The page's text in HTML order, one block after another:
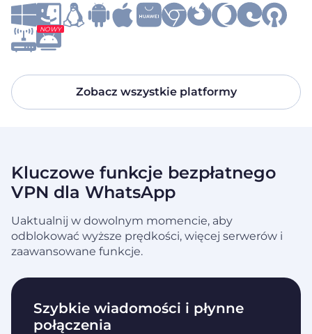
NOWY
Zobacz wszystkie platformy
Kluczowe funkcje bezpłatnego
VPN dla WhatsApp
Uaktualnij w dowolnym momencie, aby
odblokować wyższe prędkości, więcej serwerów i
zaawansowane funkcje.
Szybkie wiadomości i płynne
połączenia